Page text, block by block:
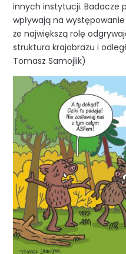
innych instytucji. Badacze
wpływają na
że największą rolę
struktura krajobrazu i
Tomasz Samojlik)